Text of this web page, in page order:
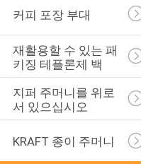
커피 포장 부대
재활용할 수 있는 패
키징 테플론제 백
지퍼 주머니를 위로
서 있으십시오
KRAFT 종이 주머니